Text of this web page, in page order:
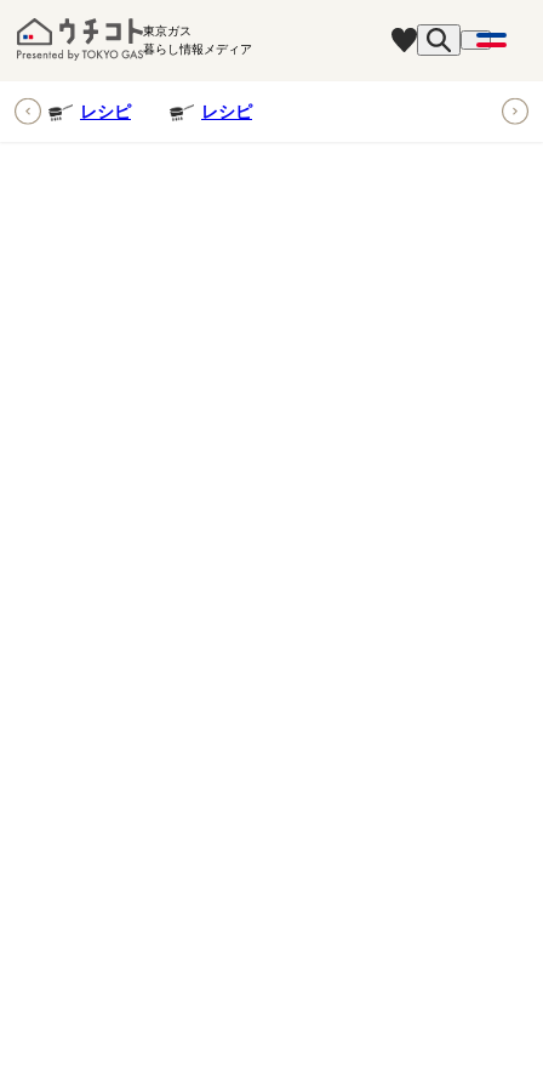
東京ガス
暮らし情報メディア
レシピ レシピ